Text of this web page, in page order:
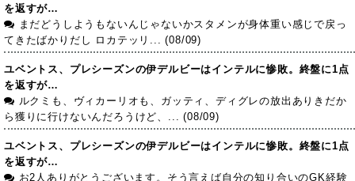
を返すが…
まだどうしようもないんじゃないかスタメンが身体重い感じで戻っ
てきたばかりだし ロカテッリ... (08/09)
ユベントス、プレシーズンの伊デルビーはインテルに惨敗。終盤に1点
を返すが…
ルクミも、ヴィカーリオも、ガッティ、ディグレの放出ありきだか
ら獲りに行けないんだろうけど、... (08/09)
ユベントス、プレシーズンの伊デルビーはインテルに惨敗。終盤に1点
を返すが…
お2人ありがとうございます。そう言えば自分の知り合いのGK経験